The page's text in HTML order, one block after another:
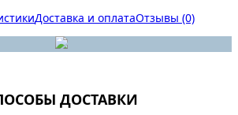
Доставка и оплатаОтзывы (0)
ДОСТАВКИ